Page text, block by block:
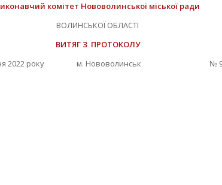
комітет Нововолинської міської ради
ВОЛИНСЬКОЇ ОБЛАСТІ
ВИТЯГ З ПРОТОКОЛУ
2022 року м. Нововолинськ №